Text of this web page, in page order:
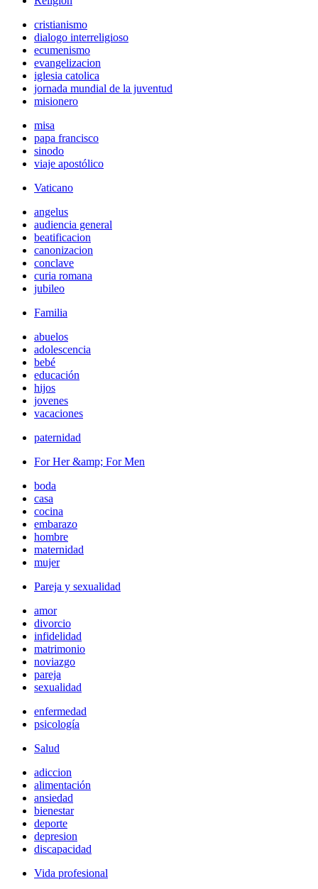
cristianismo
dialogo interreligioso
ecumenismo
evangelizacion
iglesia catolica
jornada mundial de la juventud
misionero
misa
papa francisco
sinodo
viaje apostólico
Vaticano
angelus
audiencia general
beatificacion
canonizacion
conclave
curia romana
jubileo
Familia
abuelos
adolescencia
bebé
educación
hijos
jovenes
vacaciones
paternidad
For Her &amp; For Men
boda
casa
cocina
embarazo
hombre
maternidad
mujer
Pareja y sexualidad
amor
divorcio
infidelidad
matrimonio
noviazgo
pareja
sexualidad
enfermedad
psicología
Salud
adiccion
alimentación
ansiedad
bienestar
deporte
depresion
discapacidad
Vida profesional